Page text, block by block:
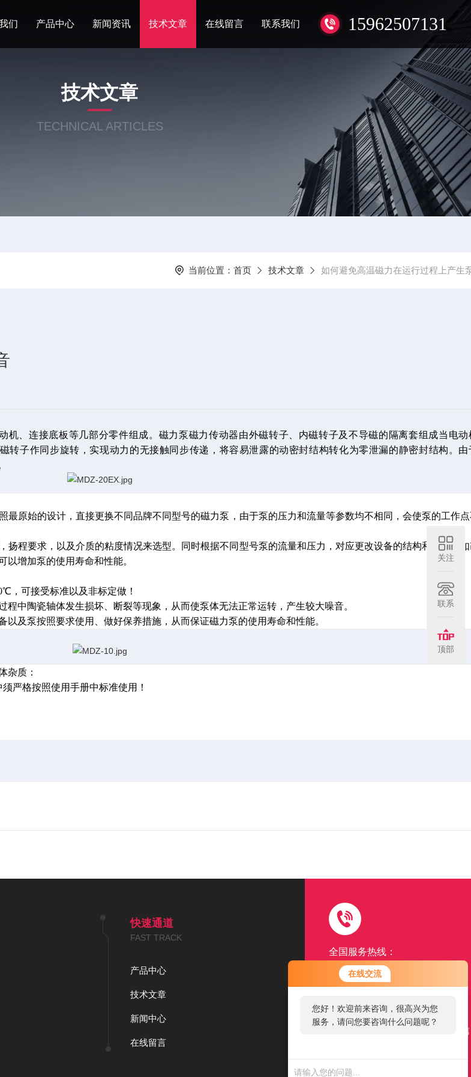
在线交流
您好！欢迎前来咨询，很高兴为您
服务，请问您要咨询什么问题呢？
15962507131
们 产品中心 新闻资讯 技术文章 在线留言 联系我们
技术文章
TECHNICAL ARTICLES
当前位置： 首页 技术文章 如何避免高温磁力在运行过程上产生
机、连接底板等几部分零件组成。磁力泵磁力传动器由外磁转子、内磁转子及不导磁的隔离套组成当电
转子作同步旋转，实现动力的无接触同步传递，将容易泄露的动密封结构转化为零泄漏的静密封结构。
最原始的设计，直接更换不同品牌不同型号的磁力泵，由于泵的压力和流量等参数均不相同，会使泵的工作
要求，以及介质的粘度情况来选型。同时根据不同型号泵的流量和压力，对应更改设备的结构和设计，
增加泵的使用寿命和性能。
可接受标准以及非标定做！
陶瓷轴体发生损坏、断裂等现象，从而使泵体无法正常运转，产生较大噪音。
及泵按照要求使用、做好保养措施，从而保证磁力泵的使用寿命和性能。
杂质：
严格按照使用手册中标准使用！
全国服务热线：
15962507131
以品质赢得客户满意口碑
扫一扫
添加公司微信
快速通道
FAST TRACK
产品中心
技术文章
新闻中心
在线留言
关注
联系
顶部